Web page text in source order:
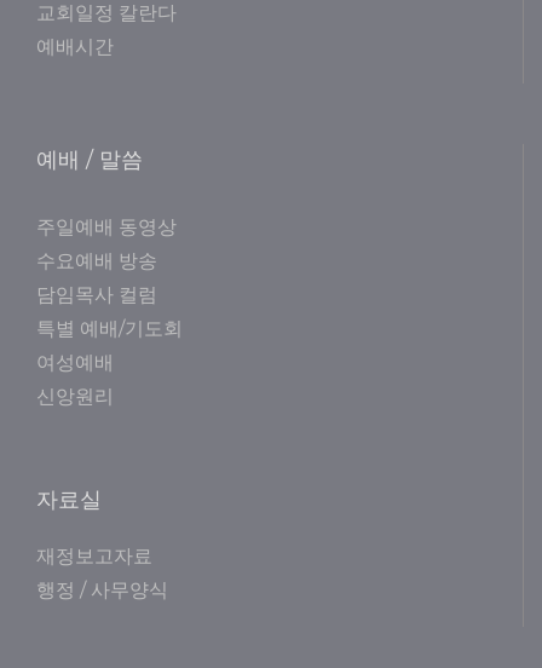
교회일정 칼란다
예배시간
예배 / 말씀
주일예배 동영상
수요예배 방송
담임목사 컬럼
특별 예배/기도회
여성예배
신앙원리
자료실
재정보고자료
행정 / 사무양식